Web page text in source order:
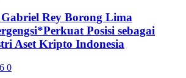
Rey Borong Lima
Posisi sebagai
Aset Kripto Indonesia
0